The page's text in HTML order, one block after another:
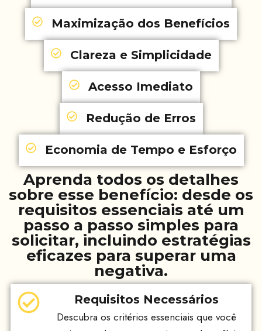
Maximização dos Benefícios
Clareza e Simplicidade
Acesso Imediato
Redução de Erros
Economia de Tempo e Esforço
Aprenda todos os detalhes
sobre esse benefício: desde os
requisitos essenciais até um
passo a passo simples para
solicitar, incluindo estratégias
eficazes para superar uma
negativa.
Requisitos Necessários
Descubra os critérios essenciais que você